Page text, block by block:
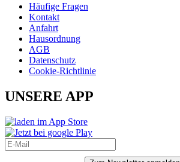
Häufige Fragen
Kontakt
Anfahrt
Hausordnung
AGB
Datenschutz
Cookie-Richtlinie
UNSERE APP